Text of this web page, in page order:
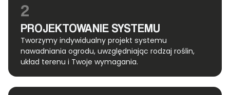
2
PROJEKTOWANIE SYSTEMU
Tworzymy indywidualny projekt systemu
nawadniania ogrodu, uwzględniając rodzaj roślin,
układ terenu i Twoje wymagania.